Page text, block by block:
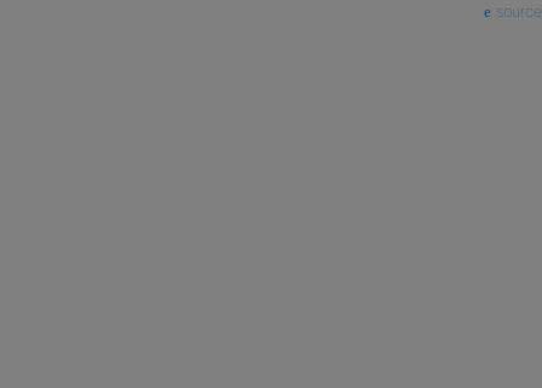
source